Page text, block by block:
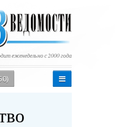
еженедельно с 2000 года